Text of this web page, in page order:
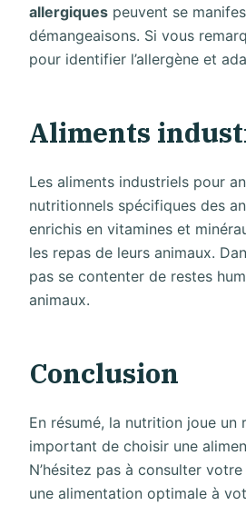
allergiques peuvent se
démangeaisons. Si vous
pour identifier l’allergène et
Aliments
Les aliments industriels pour
nutritionnels spécifiques des
enrichis en vitamines et
les repas de leurs animaux.
pas se contenter de restes
animaux.
Conclusion
En résumé, la nutrition joue
important de choisir une
N’hésitez pas à consulter
une alimentation optimale à